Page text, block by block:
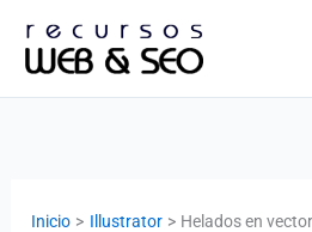
Inicio Illustrator Helados en vector